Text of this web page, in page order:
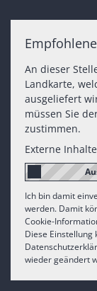
An dieser
Landkarte,
ausgeliefert
müssen Sie
zustimmen.
Externe Inhalte
Ich bin damit
werden. Damit
Cookie-
Diese
wieder geändert